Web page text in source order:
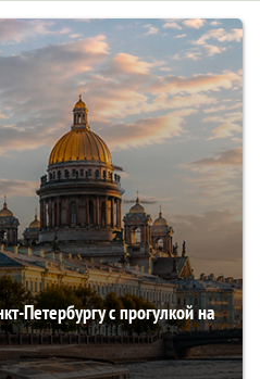
Петербургу с прогулкой на